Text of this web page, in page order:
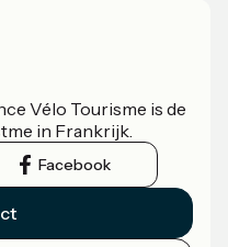
Vélo Tourisme is de
in Frankrijk.
Facebook